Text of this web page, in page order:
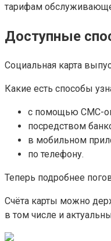
тарифам
Доступные
Социальная карта
Какие есть способы
с помощью СМС-
посредством
в мобильном
по телефону.
Теперь подробнее
Счёта карты можно
в том числе и